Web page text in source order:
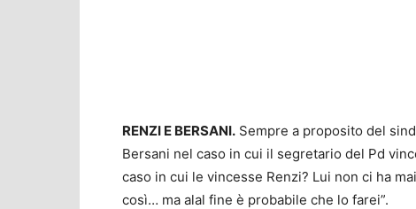
RENZI E BERSANI. Sempre a proposito del
Bersani nel caso in cui il segretario del Pd
caso in cui le vincesse Renzi? Lui non ci ha
così… ma alal fine è probabile che lo farei”.